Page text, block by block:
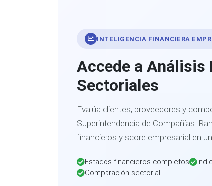
INTELIGENCIA FINANCIERA
Accede a Análisis
Sectoriales
Evalúa clientes, proveedores y
Superintendencia de Compañías.
financieros y score empresarial en
Estados financieros completos
Comparación sectorial